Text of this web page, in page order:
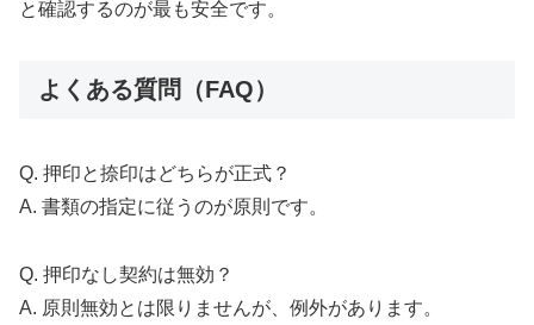
と確認するのが最も安全です。
よくある質問（FAQ）
Q. 押印と捺印はどちらが正式？
A. 書類の指定に従うのが原則です。
Q. 押印なし契約は無効？
A. 原則無効とは限りませんが、例外があります。